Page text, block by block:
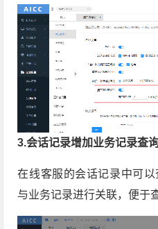
3.会话记录增加业务记录查
在线客服的会话记录中可
与业务记录进行关联，便于